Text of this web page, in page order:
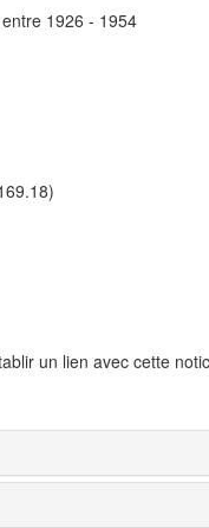
1926 - 1954
un lien avec cette